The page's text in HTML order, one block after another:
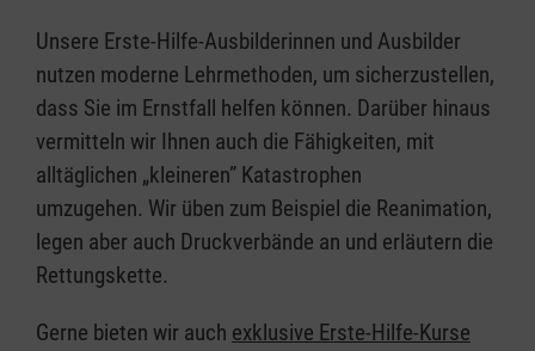
Unsere Erste-Hilfe-Ausbilderinnen und Ausbilder
nutzen moderne Lehrmethoden, um sicherzustellen,
dass Sie im Ernstfall helfen können. Darüber hinaus
vermitteln wir Ihnen auch die Fähigkeiten, mit
alltäglichen „kleineren” Katastrophen
umzugehen. Wir üben zum Beispiel die Reanimation,
legen aber auch Druckverbände an und erläutern die
Rettungskette.
Gerne bieten wir auch exklusive Erste-Hilfe-Kurse